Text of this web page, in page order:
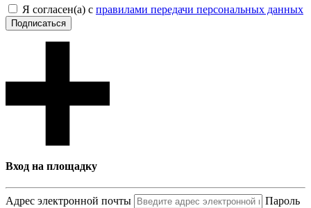
Я согласен(а) с правилами передачи персональных данных
Подписаться
Вход на площадку
Адрес электронной почты
Пароль